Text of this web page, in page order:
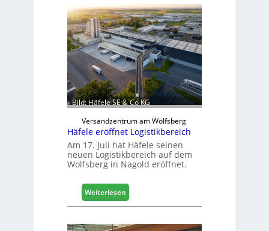
s
c
h
i
n
e
n
b
a
u
d
i
g
i
t
i
i
Bild: Häfele SE & Co KG
Versandzentrum am Wolfsberg
Häfele eröffnet Logistikbereich
Am 17. Juli hat Häfele seinen
neuen Logistikbereich auf dem
Wolfsberg in Nagold eröffnet.
Weiterlesen:
H
f